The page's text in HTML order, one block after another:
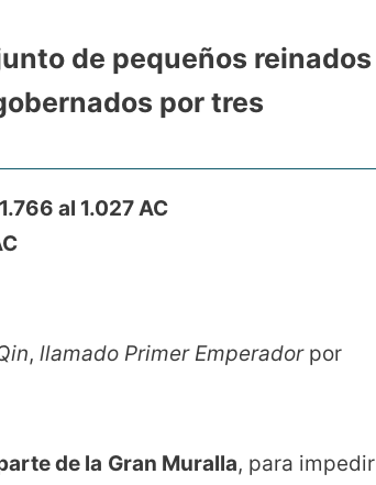
de pequeños reinados
por tres
1.766 al 1.027 AC
, llamado Primer Emperadorpor
de la Gran Muralla, para impedir